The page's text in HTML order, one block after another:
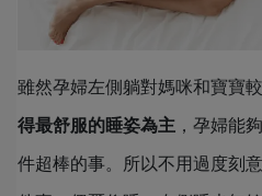
雖然孕婦左側躺對媽咪和寶寶
得最舒服的睡姿為主 ，孕婦能
件超棒的事。所以不用過度刻